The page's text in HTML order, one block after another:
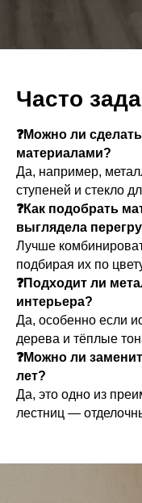
Часто
❓Можно ли
материалами?
Да, например,
ступеней и стекло
❓Как подобрать
выглядела
Лучше
подбирая их по
❓Подходит ли
интерьера?
Да, особенно если
дерева и тёплые
❓Можно ли
лет?
Да, это одно из
лестниц —